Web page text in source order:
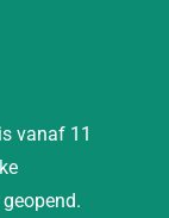
vanaf 11